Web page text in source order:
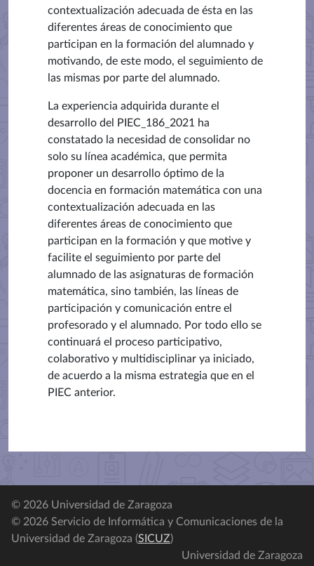
contextualización adecuada de ésta en las
diferentes áreas de conocimiento que
participan en la formación del alumnado y
motivando, de este modo, el seguimiento de
las mismas por parte del alumnado.
La experiencia adquirida durante el
desarrollo del PIEC_186_2021 ha
constatado la necesidad de consolidar no
solo su línea académica, que permita
proponer un desarrollo óptimo de la
docencia en formación matemática con una
contextualización adecuada en las
diferentes áreas de conocimiento que
participan en la formación y que motive y
facilite el seguimiento por parte del
alumnado de las asignaturas de formación
matemática, sino también, las líneas de
participación y comunicación entre el
profesorado y el alumnado. Por todo ello se
continuará el proceso participativo,
colaborativo y multidisciplinar ya iniciado,
de acuerdo a la misma estrategia que en el
PIEC anterior.
© 2026 Universidad de Zaragoza
© 2026 Servicio de Informática y Comunicaciones de la
Universidad de Zaragoza (SICUZ)
Universidad de Zaragoza